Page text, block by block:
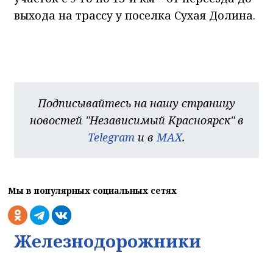
выхода на трассу у поселка Сухая Долина.
Подписывайтесь на нашу страницу
новостей "Независимый Красноярск" в
Telegram и вMAX.
Мы в популярных социальных сетях
Железнодорожники